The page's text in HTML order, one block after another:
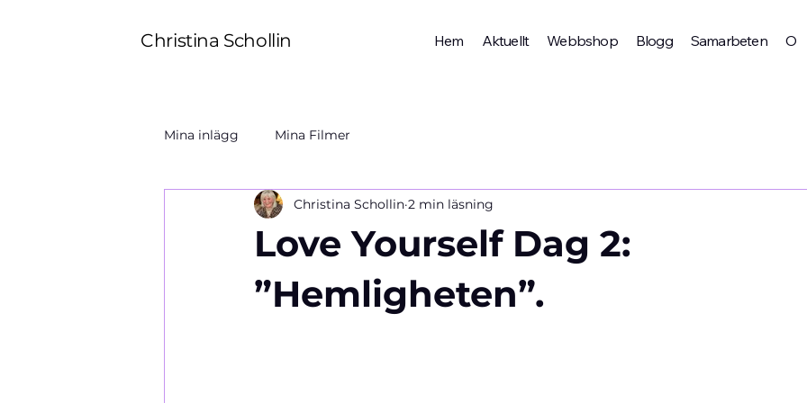
Christina Schollin Hem Aktuellt Webbshop Blogg Samarbeten
Mina inlägg Mina Filmer
Love Yourself Dag 2:
”Hemligheten”.
Christina Schollin 2 min läsning